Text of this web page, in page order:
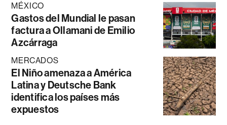
MÉXICO
Gastos del Mundial le pasan
factura a Ollamani de Emilio
Azcárraga
MERCADOS
El Niño amenaza a América
Latina y Deutsche Bank
identifica los países más
expuestos